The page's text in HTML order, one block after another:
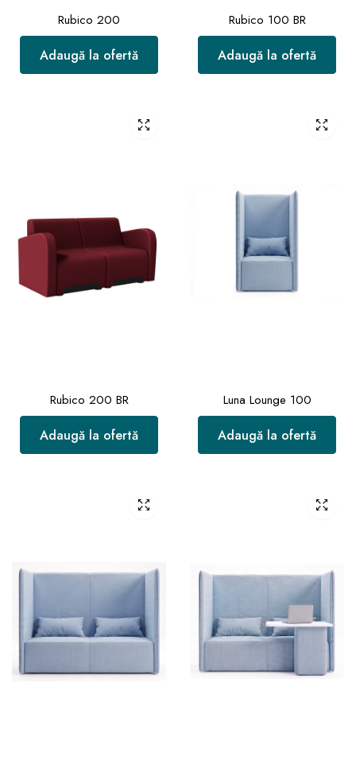
Rubico 200
Adaugă la ofertă
Rubico 100 BR
Adaugă la ofertă
Rubico 200 BR
Adaugă la ofertă
Luna Lounge 100
Adaugă la ofertă